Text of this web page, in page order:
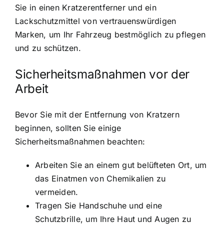
Sie in einen Kratzerentferner und ein
Lackschutzmittel von vertrauenswürdigen
Marken, um Ihr Fahrzeug bestmöglich zu pflegen
und zu schützen.
Sicherheitsmaßnahmen vor der
Arbeit
Bevor Sie mit der Entfernung von Kratzern
beginnen, sollten Sie einige
Sicherheitsmaßnahmen beachten:
Arbeiten Sie an einem gut belüfteten Ort, um
das Einatmen von Chemikalien zu
vermeiden.
Tragen Sie Handschuhe und eine
Schutzbrille, um Ihre Haut und Augen zu